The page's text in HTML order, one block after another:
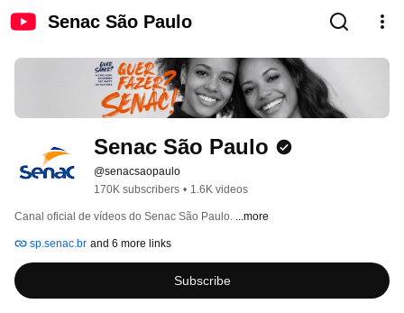
Senac São Paulo
Senac São Paulo
@senacsaopaulo
170K subscribers • 1.6K videos
Canal oficial de vídeos do Senac São Paulo. ...more
sp.senac.br and 6 more links
Subscribe